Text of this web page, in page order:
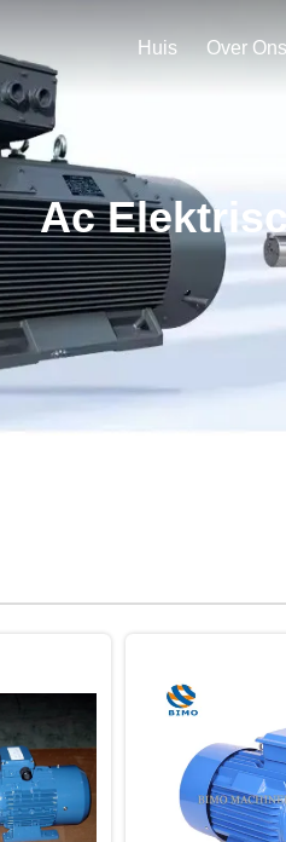
Huis Over Ons
Ac